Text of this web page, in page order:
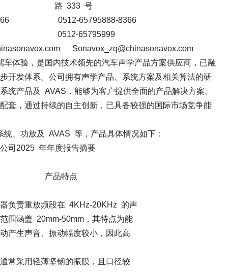
333 号
0512-65795888-8366
0512-65795999
Sonavox_zq@chinasonavox.com
验，是国内技术领先的汽车声学产品方案供应商，已融
开发体系。公司拥有声学产品、系统方案及相关算法的研
统产品及 AVAS，能够为客户提供全面的产品解决方案。
套，通过持续的自主创新，已具备较强的国际市场竞争能
功放及 AVAS 等，产品具体情况如下：
年年度报告摘要
产品特点
在 4KHz-20KHz 的声
50mm，其特点为能
动幅度较小，因此高
韧的振膜，且口径较